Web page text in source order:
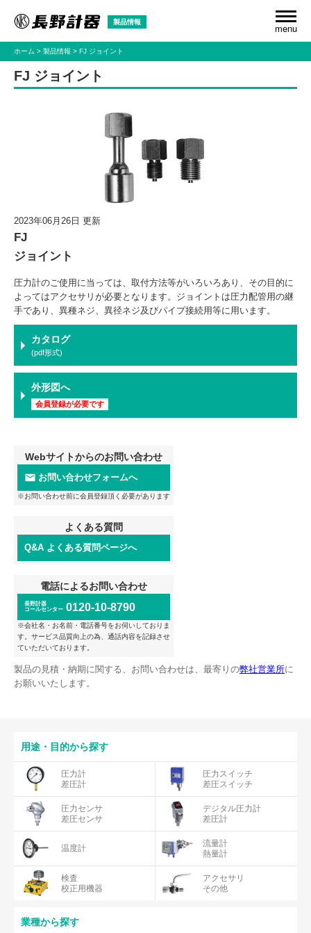
製品情報 menu
ホーム 製品情報 FJ ジョイント
FJ ジョイント
2023年06月26日 更新
FJ
ジョイント
圧力計のご使用に当っては、取付方法等がいろいろあり、その目的に
よってはアクセサリが必要となります。ジョイントは圧力配管用の継
手であり、異種ネジ、異径ネジ及びパイプ接続用等に用います。
カタログ
(pdf形式)
外形図へ
会員登録が必要です
Webサイトからのお問い合わせ
お問い合わせフォームへ
※お問い合わせ前に会員登録頂く必要があります
よくある質問
Q&A よくある質問ページへ
電話によるお問い合わせ
長野計器
コールセンター 0120-10-8790
※会社名・お名前・電話番号をお伺いしておりま
す。サービス品質向上の為、通話内容を記録させ
ていただいております。
製品の見積・納期に関する、お問い合わせは、最寄りの弊社営業所に
お願いいたします。
用途・目的から探す
圧力計
差圧計
圧力スイッチ
差圧スイッチ
圧力センサ
差圧センサ
デジタル圧力計
差圧計
温度計
流量計
熱量計
検査
校正用機器
アクセサリ
その他
業種から探す